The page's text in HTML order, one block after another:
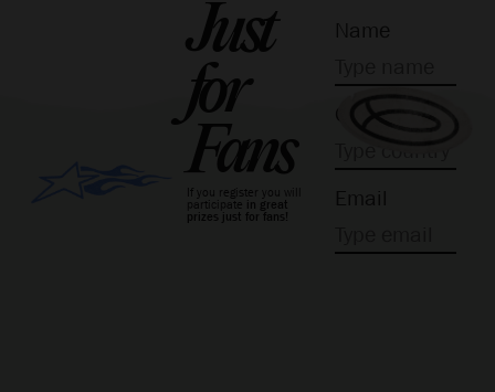
Just
for
Fans
If you register you will
participate in great
prizes just for fans!
Name
Country
Email